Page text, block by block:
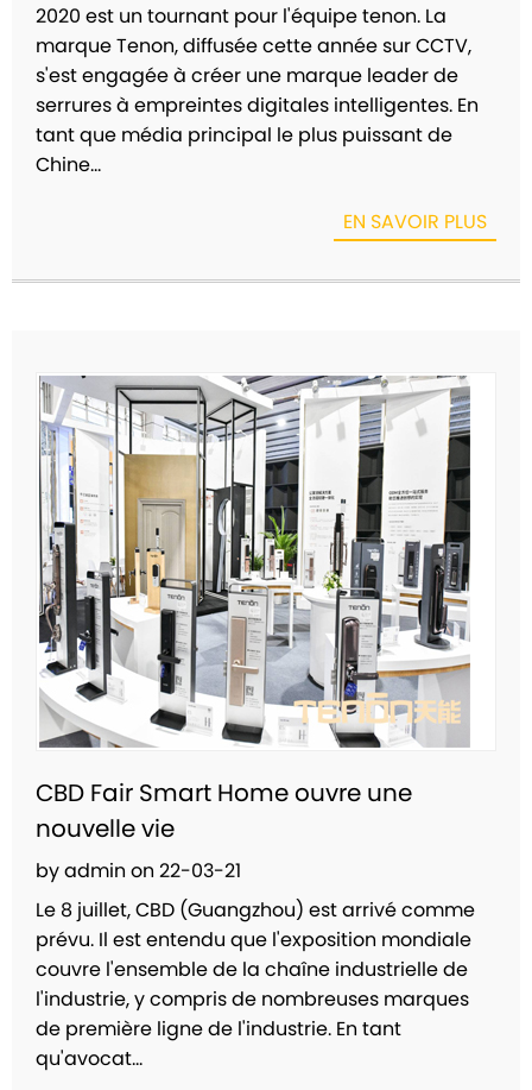
2020 est un tournant pour l'équipe tenon. La
marque Tenon, diffusée cette année sur CCTV,
s'est engagée à créer une marque leader de
serrures à empreintes digitales intelligentes. En
tant que média principal le plus puissant de
Chine...
EN SAVOIR PLUS
CBD Fair Smart Home ouvre une
nouvelle vie
by admin on 22-03-21
Le 8 juillet, CBD (Guangzhou) est arrivé comme
prévu. Il est entendu que l'exposition mondiale
couvre l'ensemble de la chaîne industrielle de
l'industrie, y compris de nombreuses marques
de première ligne de l'industrie. En tant
qu'avocat...